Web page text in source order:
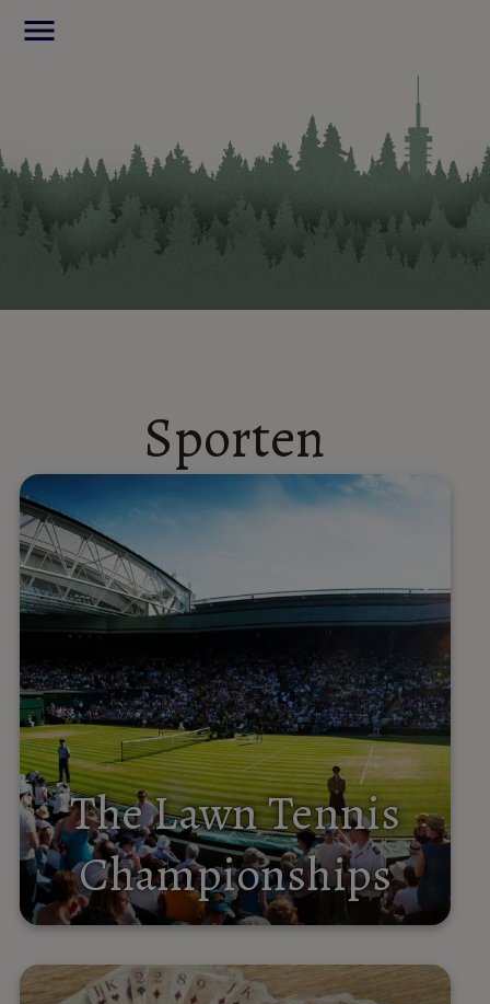
menu
Sporten
The Lawn Tennis
Championships